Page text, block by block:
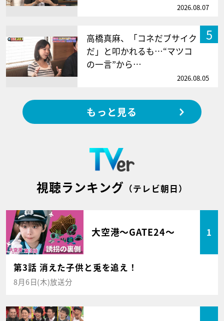
2026.08.07
5
高橋真麻、「コネだブサイク
だ」と叩かれるも…“マツコ
の一言”から…
2026.08.05
もっと見る
視聴ランキング （テレビ朝日）
大空港～GATE24～ 1
第3話 消えた子供と兎を追え！
8月6日(木)放送分